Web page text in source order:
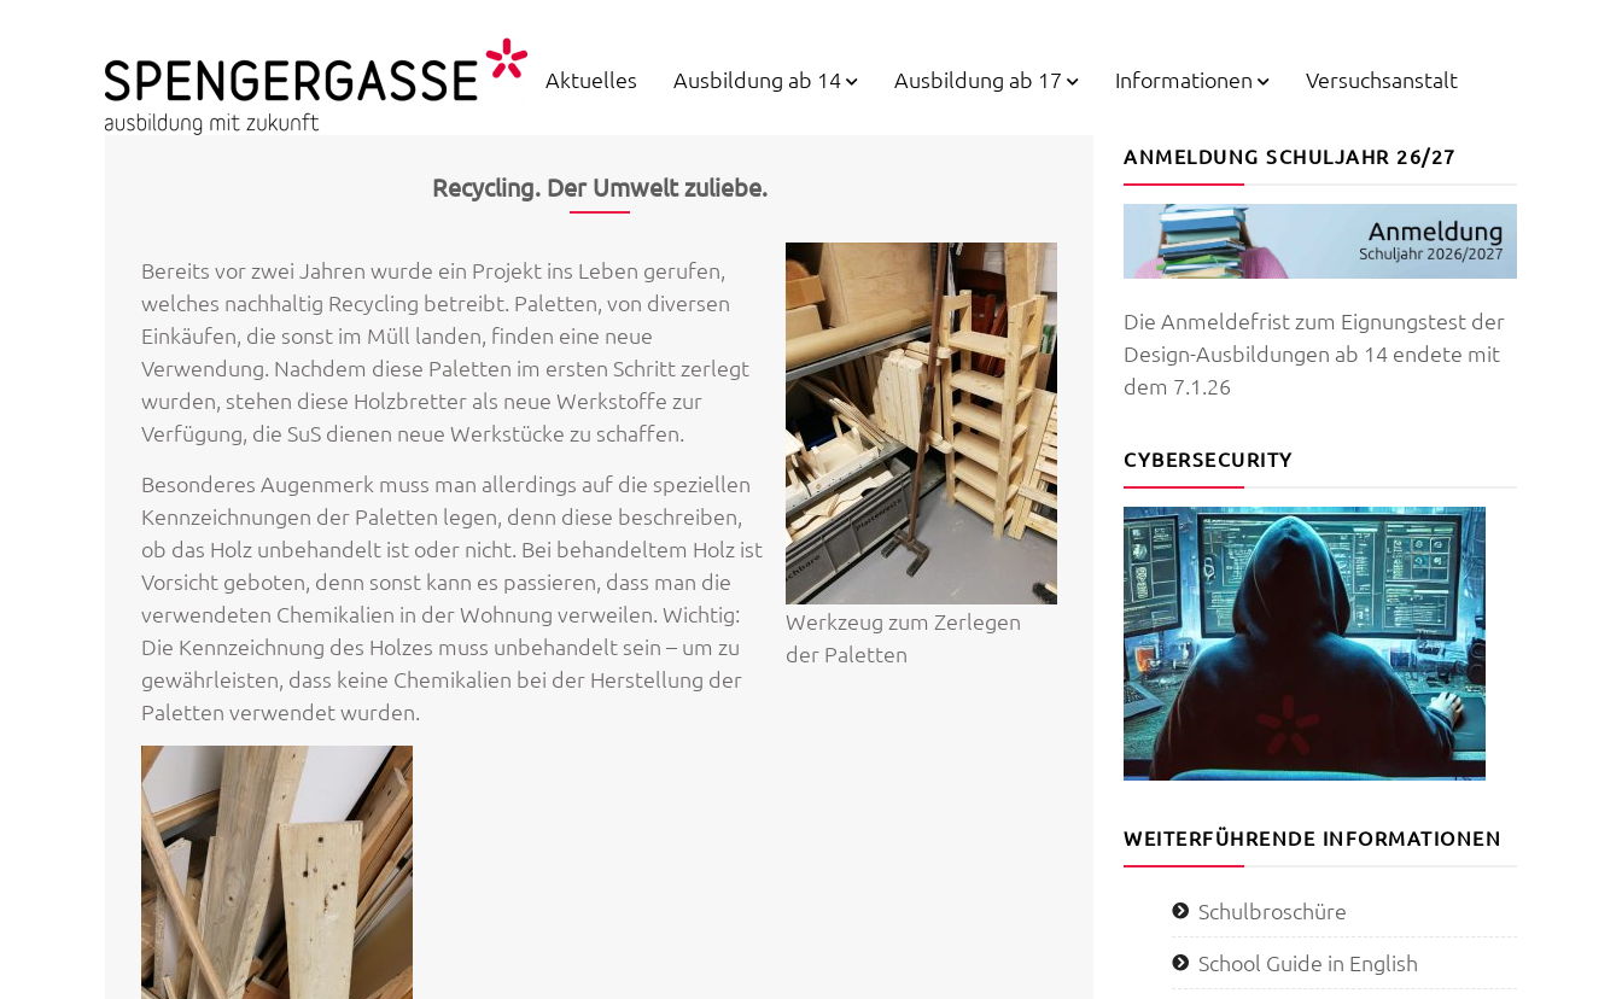
Aktuelles Ausbildung ab 14 Ausbildung ab 17 Informationen Versuchsanstalt
Recycling. Der Umwelt zuliebe.
Werkzeug zum Zerlegen
der Paletten
Bereits vor zwei Jahren wurde ein Projekt ins Leben gerufen,
welches nachhaltig Recycling betreibt. Paletten, von diversen
Einkäufen, die sonst im Müll landen, finden eine neue
Verwendung. Nachdem diese Paletten im ersten Schritt zerlegt
wurden, stehen diese Holzbretter als neue Werkstoffe zur
Verfügung, die SuS dienen neue Werkstücke zu schaffen.
Besonderes Augenmerk muss man allerdings auf die speziellen
Kennzeichnungen der Paletten legen, denn diese beschreiben,
ob das Holz unbehandelt ist oder nicht. Bei behandeltem Holz ist
Vorsicht geboten, denn sonst kann es passieren, dass man die
verwendeten Chemikalien in der Wohnung verweilen. Wichtig:
Die Kennzeichnung des Holzes muss unbehandelt sein – um zu
gewährleisten, dass keine Chemikalien bei der Herstellung der
Paletten verwendet wurden.
ANMELDUNG SCHULJAHR 26/27
Die Anmeldefrist zum Eignungstest der
Design-Ausbildungen ab 14 endete mit
dem 7.1.26
CYBERSECURITY
WEITERFÜHRENDE INFORMATIONEN
Schulbroschüre
School Guide in English